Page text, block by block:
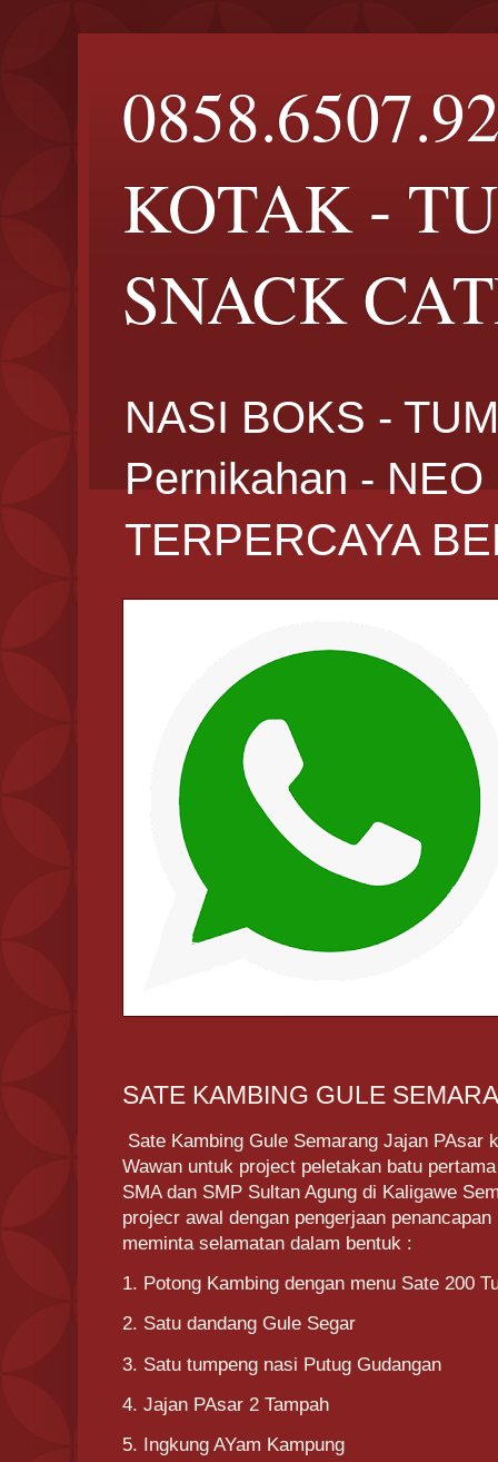
KOTAK -
SNACK
NASI BOKS -
Pernikahan -
TERPERCAYA
SATE KAMBING GULE
Sate Kambing Gule Semarang Jajan PAsar
Wawan untuk project peletakan batu
SMA dan SMP Sultan Agung di Kaligawe
projecr awal dengan pengerjaan
meminta selamatan dalam bentuk :
1. Potong Kambing dengan menu Sate 200
2. Satu dandang Gule Segar
3. Satu tumpeng nasi Putug Gudangan
4. Jajan PAsar 2 Tampah
5. Ingkung AYam Kampung